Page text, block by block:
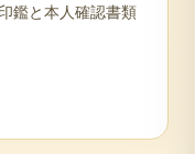
鑑と本人確認書類